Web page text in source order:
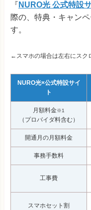
『 NURO光 公式特設
際の、特典・キャン
す。
←スマホの場合は左右にスク
NURO光×公式特設サイ
ト
月額料金※1
（プロバイダ料含む）
開通月の月額料金
事務手数料
工事費
スマホセット割